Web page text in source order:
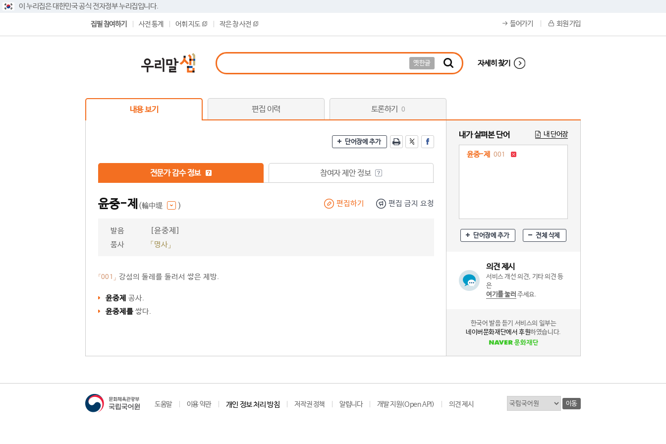
이 누리집은 대한민국 공식 전자정부 누리집입니다.
집필 참여하기 사전 통계 어휘 지도 작은 창 사전 들어가기 회원 가입
옛한글 자세히 찾기
내용 보기 편집 이력 토론하기 0
단어장에 추가
전문가 감수 정보 참여자 제안 정보
윤중-제 (輪中堤 ) 편집하기 편집 금지 요청
발음 [윤중제]
품사 「명사」
「001」 강섬의 둘레를 둘러서 쌓은 제방.
윤중제 공사.
윤중제를 쌓다.
내가 살펴본 단어 내 단어장
윤중-제 001
단어장에 추가 전체 삭제
의견 제시
서비스 개선 의견, 기타 의견 등
은
여기를 눌러 주세요.
한국어 발음 듣기 서비스의 일부는
네이버문화재단에서 후원하였습니다.
도움말 이용 약관 개인 정보 처리 방침 저작권 정책 알립니다 개발 지원(Open API) 의견 제시 이동